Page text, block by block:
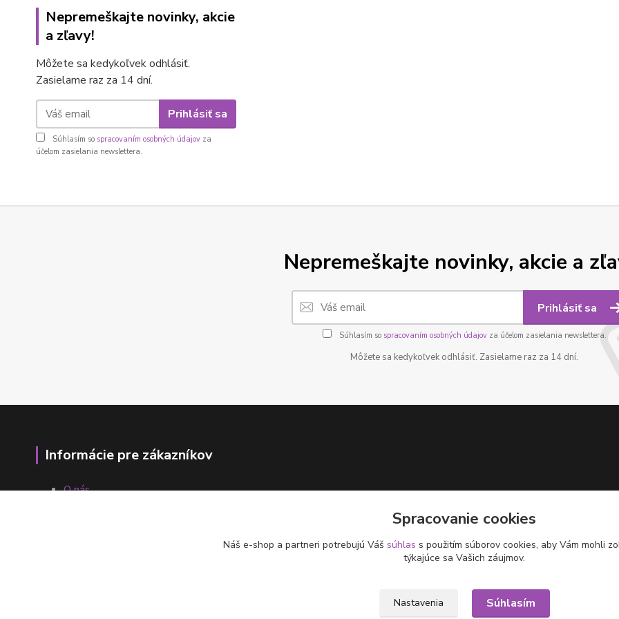
Nepremeškajte novinky, akcie
a zľavy!
Môžete sa kedykoľvek odhlásiť.
Zasielame raz za 14 dní.
Prihlásiť sa
Súhlasím so spracovaním osobných údajov za
účelom zasielania newslettera.
Nepremeškajte novinky, akcie a
Prihlásiť sa
Súhlasím so spracovaním osobných údajovza účelom zasielania newslettera.
Môžete sa kedykoľvek odhlásiť. Zasielame raz za 14 dní.
Informácie pre zákazníkov
O nás
Spracovanie cookies
Náš e-shop a partneri potrebujú Váš súhlas s použitím súborov cookies, aby Vám mohli
týkajúce sa Vašich záujmov.
Nastavenia Súhlasím